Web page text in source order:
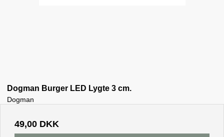
Dogman Burger LED Lygte 3 cm.
Dogman
49,00 DKK